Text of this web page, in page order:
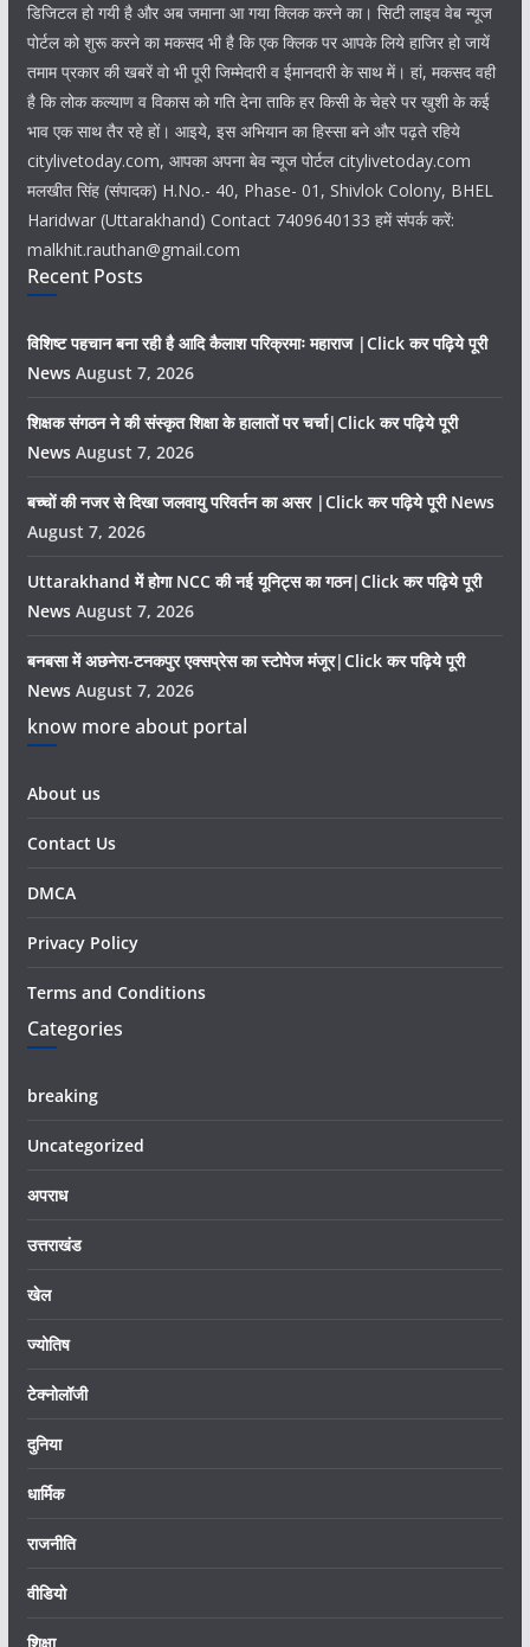
डिजिटल हो गयी है और अब जमाना आ गया क्लिक करने का। सिटी लाइव वेब न्यूज
पोर्टल को शुरू करने का मकसद भी है कि एक क्लिक पर आपके लिये हाजिर हो जायें
तमाम प्रकार की खबरें वो भी पूरी जिम्मेदारी व ईमानदारी के साथ में। हां, मकसद वही
है कि लोक कल्याण व विकास को गति देना ताकि हर किसी के चेहरे पर खुशी के कई
भाव एक साथ तैर रहे हों। आइये, इस अभियान का हिस्सा बने और पढ़ते रहिये
citylivetoday.com, आपका अपना बेव न्यूज पोर्टल citylivetoday.com
मलखीत सिंह (संपादक) H.No.- 40, Phase- 01, Shivlok Colony, BHEL
Haridwar (Uttarakhand) Contact 7409640133 हमें संपर्क करें:
malkhit.rauthan@gmail.com
Recent Posts
विशिष्ट पहचान बना रही है आदि कैलाश परिक्रमाः महाराज |Click कर पढ़िये पूरी
News August 7, 2026
शिक्षक संगठन ने की संस्कृत शिक्षा के हालातों पर चर्चा|Click कर पढ़िये पूरी
News August 7, 2026
बच्चों की नजर से दिखा जलवायु परिवर्तन का असर |Click कर पढ़िये पूरी News
August 7, 2026
Uttarakhand में होगा NCC की नई यूनिट्स का गठन|Click कर पढ़िये पूरी
News August 7, 2026
बनबसा में अछनेरा-टनकपुर एक्सप्रेस का स्टोपेज मंजूर|Click कर पढ़िये पूरी
News August 7, 2026
know more about portal
About us
Contact Us
DMCA
Privacy Policy
Terms and Conditions
Categories
breaking
Uncategorized
अपराध
उत्तराखंड
खेल
ज्योतिष
टेक्नोलॉजी
दुनिया
धार्मिक
राजनीति
वीडियो